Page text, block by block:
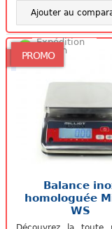
Ajouter au
PROMO
Expédition
48/72h
Balance
homologuée
WS